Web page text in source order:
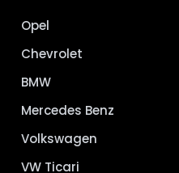
Opel
Chevrolet
BMW
Mercedes Benz
Volkswagen
VW Ticari